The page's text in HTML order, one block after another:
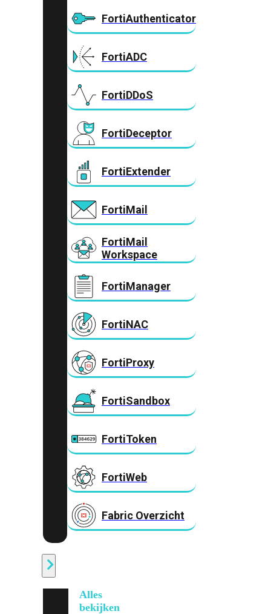
FortiAuthenticator
FortiADC
FortiDDoS
FortiDeceptor
FortiExtender
FortiMail
FortiMail
Workspace
FortiManager
FortiNAC
FortiProxy
FortiSandbox
FortiToken
FortiWeb
Fabric Overzicht
Alles
bekijken